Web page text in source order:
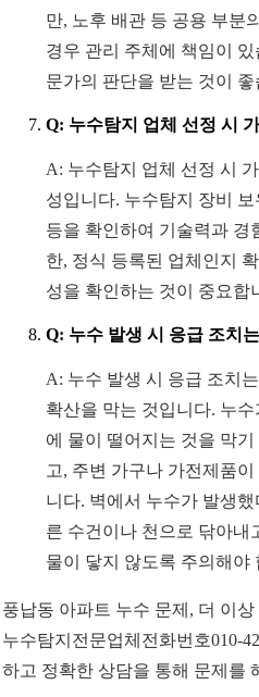
만, 노후 배관 등 공용 부분
경우 관리 주체에 책임이
문가의 판단을 받는 것이 좋
Q: 누수탐지 업체 선정 시
A: 누수탐지 업체 선정 시
성입니다. 누수탐지 장비 보
등을 확인하여 기술력과 경
한, 정식 등록된 업체인지
성을 확인하는 것이 중요합
Q: 누수 발생 시 응급 조치
A: 누수 발생 시 응급 조치
확산을 막는 것입니다. 누
에 물이 떨어지는 것을 막
고, 주변 가구나 가전제품
니다. 벽에서 누수가 발생
른 수건이나 천으로 닦아내
물이 닿지 않도록 주의해야
풍납동 아파트 누수 문제, 더 이
누수탐지전문업체전화번호010-
하고 정확한 상담을 통해 문제를